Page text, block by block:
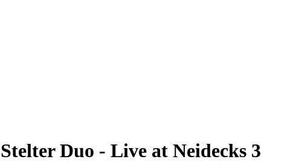
Duo - Live at Neidecks 3